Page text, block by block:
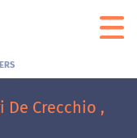
De Crecchio ,